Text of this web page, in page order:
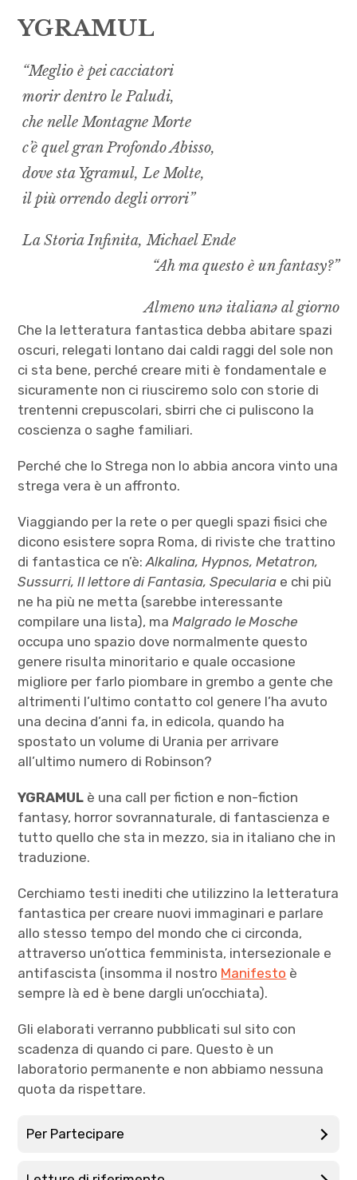
Numeri
Call
Abbruttoddìo
Cacao Meravigliao
YGRAMUL
Contatti
Archivio
YGRAMUL
“Meglio è pei cacciatori
morir dentro le Paludi,
che nelle Montagne Morte
c’è quel gran Profondo Abisso,
dove sta Ygramul, Le Molte,
il più orrendo degli orrori”
La Storia Infinita, Michael Ende
“Ah ma questo è un fantasy?”
Almeno unə italianə al giorno
Che la letteratura fantastica debba abitare spazi
oscuri, relegati lontano dai caldi raggi del sole non
ci sta bene, perché creare miti è fondamentale e
sicuramente non ci riusciremo solo con storie di
trentenni crepuscolari, sbirri che ci puliscono la
coscienza o saghe familiari.
Perché che lo Strega non lo abbia ancora vinto una
strega vera è un affronto.
Viaggiando per la rete o per quegli spazi fisici che
dicono esistere sopra Roma, di riviste che trattino
di fantastica ce n’è:Alkalina, Hypnos, Metatron,
Sussurri, Il lettore di Fantasia, Specularia e chi più
ne ha più ne metta (sarebbe interessante
compilare una lista), maMalgrado le Mosche
occupa uno spazio dove normalmente questo
genere risulta minoritario e quale occasione
migliore per farlo piombare in grembo a gente che
altrimenti l’ultimo contatto col genere l’ha avuto
una decina d’anni fa, in edicola, quando ha
spostato un volume di Urania per arrivare
all’ultimo numero di Robinson?
YGRAMUL è una call per fiction e non-fiction
fantasy, horror sovrannaturale, di fantascienza e
tutto quello che sta in mezzo, sia in italiano che in
traduzione.
Cerchiamo testi inediti che utilizzino la letteratura
fantastica per creare nuovi immaginari e parlare
allo stesso tempo del mondo che ci circonda,
attraverso un’ottica femminista, intersezionale e
antifascista (insomma il nostro Manifesto è
sempre là ed è bene dargli un’occhiata).
Gli elaborati verranno pubblicati sul sito con
scadenza di quando ci pare. Questo è un
laboratorio permanente e non abbiamo nessuna
quota da rispettare.
Per Partecipare